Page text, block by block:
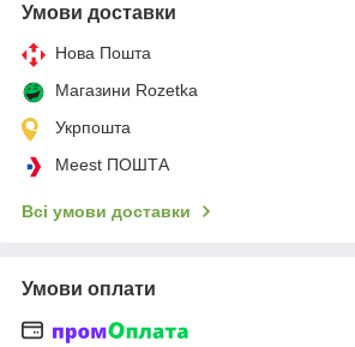
Умови доставки
Нова Пошта
Магазини Rozetka
Укрпошта
Meest ПОШТА
Всі умови доставки
Умови оплати